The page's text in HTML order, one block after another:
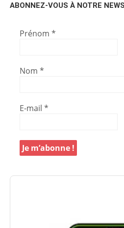
ABONNEZ-VOUS À NOTRE
Prénom *
Nom *
E-mail *